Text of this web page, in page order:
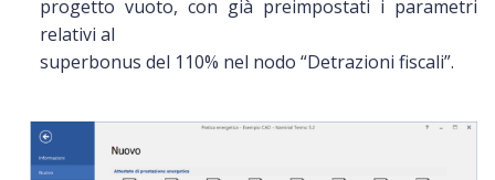
progetto vuoto, con già preimpostati i parametri
relativi al
superbonus del 110% nel nodo “Detrazioni fiscali”.